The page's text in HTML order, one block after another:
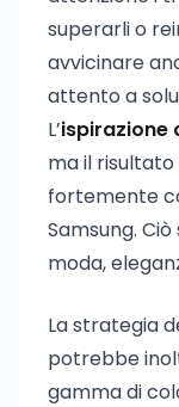
superarli o
avvicinare
attento a
L’ispirazione
ma il
fortemente
Samsung.
moda,
La strategia
potrebbe
gamma di